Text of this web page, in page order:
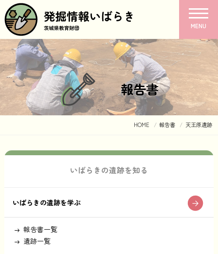
MENU
報告書
HOME 報告書 天王原遺跡
いばらきの遺跡を知る
いばらきの遺跡を学ぶ
報告書一覧
遺跡一覧